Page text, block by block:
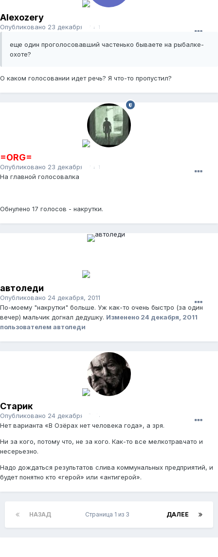
Alexozery
Опубликовано 23 декабря, 2011
еще один проголосовавший частенько бываете на рыбалке-
охоте?
О каком голосовании идет речь? Я что-то пропустил?
=ORG=
Опубликовано 23 декабря, 2011
На главной голосовалка
Обнулено 17 голосов - накрутки.
автоледи
Опубликовано 24 декабря, 2011
По-моему "накрутки" больше. Уж как-то очень быстро (за один
вечер) мальчик догнал дедушку. Изменено 24 декабря, 2011
пользователем автоледи
Старик
Опубликовано 24 декабря, 2011
Нет варианта «В Озёрах нет человека года», а зря.
Ни за кого, потому что, не за кого. Как-то все мелкотравчато и
несерьезно.
Надо дождаться результатов слива коммунальных предприятий, и
будет понятно кто «герой» или «антигерой».
НАЗАД ДАЛЕЕ
Страница 1 из 3